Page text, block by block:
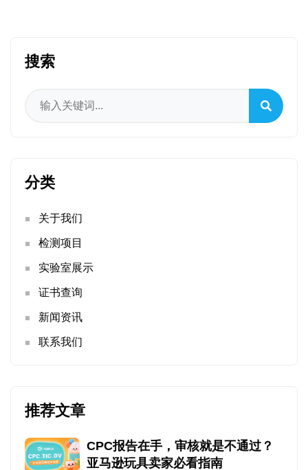
搜索
分类
关于我们
检测项目
实验室展示
证书查询
新闻资讯
联系我们
推荐文章
CPC报告在手，审核就是不通过？
亚马逊玩具卖家必看指南